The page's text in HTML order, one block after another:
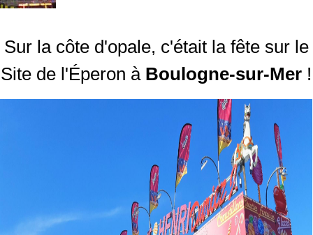
Sur la côte d'opale, c'était la fête sur le
Site de l'Éperon à Boulogne-sur-Mer !